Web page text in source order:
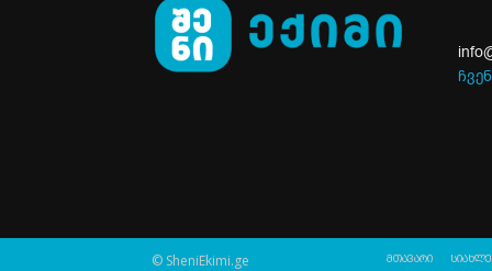
© SheniEkimi.ge მთავარი